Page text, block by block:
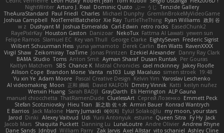
NightWriter Arturo J. Real Dominic Qusto ぶー うじ
Tenzide Gallery
TheAuraStandard Paul Friedl Charles Michael Dunphy GremlinBrokeMyVideoGame
Joshua Campbell
NotTerrellBatchelor Xie Ray TurtleTheThing Ryan Williams 政則 谷
w z
Dushyant M Joshua Esmeralda Carl-Edwin retro rocks EasedChunk2
RayePixlrKay Houston Gaston Danizoar NekoTux Fattma Al Lawati yewen sun
Felipe Ramos Slamuel EC Key van Thull George Clarke EightySeven Frederic Sigrist
Wilbert Schuurman Hess yuna yamamoto Derek Carlin Ben Watts RavenXXXX
Virgil Shaw Zeikomiray TeaTime Jonas Printzen Ezekiel Alexander Danny Ray Clark
BAMA Studio Toms Anton Smit Ayman Sharaf Dusan Runtak Per Gouras
Kaitlyn Matchem
SBS Chance K Mistral Chronicles cael mckinney Jakey Floofle
Allison Cope Brandon Morse Vanta ns103 Luigi Macaluso simen stroek 19:48
Yu xin Ye Adam Moore Pascal Creative Design Kelvin Yim Yaroslav Leschenko
AI videomaking Moon 正和 綱嶋 David KALFON Dmitry Vinnik Katti keilyn nuñez
Wenxin Huang Sarah BADJI GrayDarth Eli Herrington ALP Gauna
manuel chiocchetta ThatRamenDude CluelessArt Cергей Лозенко Emmett Peck
Stefan Scotzniovsky Hieu Tran 新之助 佐々木 Armin Bauer Konrad Wantrych
E Barrios Jack Malone Harry Jumaidi 에이지 Eylül Solakoğlu
my moon, your stars
Jarod Dinki Alexey Vaitvud Udi Yurii Antonyuk estuine Queen Sitra Fy Hy Jack
Jacob Mars Shaquita Puckett Danning Lu LunaLoutre Andre Olivier Andrew Rhyne
Dane Sands Jdnbyd William Parry Zak Jarvis Axel Allstar vito schaniel Ashley Cline